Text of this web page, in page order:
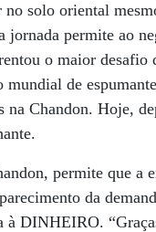
solo oriental
permite ao
o maior desafio
de
Chandon. Hoje,
permite que a
da
DINHEIRO.